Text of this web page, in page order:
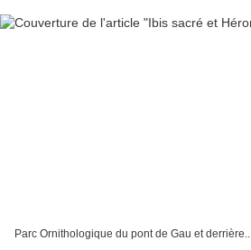
Parc Ornithologique du pont de Gau et